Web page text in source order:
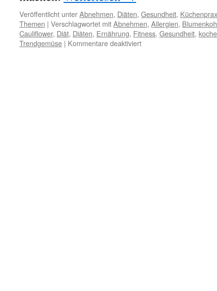
Veröffentlicht unterAbnehmen, Diäten, Gesundheit,
Themen | Verschlagwortet mitAbnehmen, Allergien,
Cauliflower, Diät, Diäten, Ernährung, Fitness, Gesundheit,
Trendgemüse | Kommentare deaktiviert